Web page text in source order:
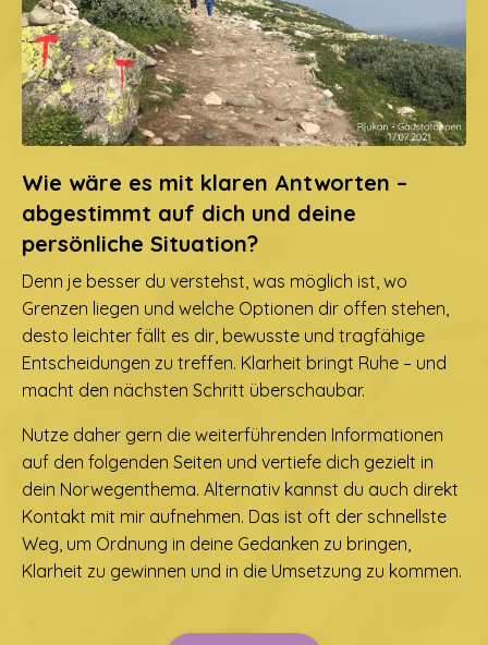
Wie wäre es mit klaren Antworten –
abgestimmt auf dich und deine
persönliche Situation?
Denn je besser du verstehst, was möglich ist, wo
Grenzen liegen und welche Optionen dir offen stehen,
desto leichter fällt es dir, bewusste und tragfähige
Entscheidungen zu treffen. Klarheit bringt Ruhe – und
macht den nächsten Schritt überschaubar.
Nutze daher gern die weiterführenden Informationen
auf den folgenden Seiten und vertiefe dich gezielt in
dein Norwegenthema. Alternativ kannst du auch direkt
Kontakt mit mir aufnehmen. Das ist oft der schnellste
Weg, um Ordnung in deine Gedanken zu bringen,
Klarheit zu gewinnen und in die Umsetzung zu kommen.